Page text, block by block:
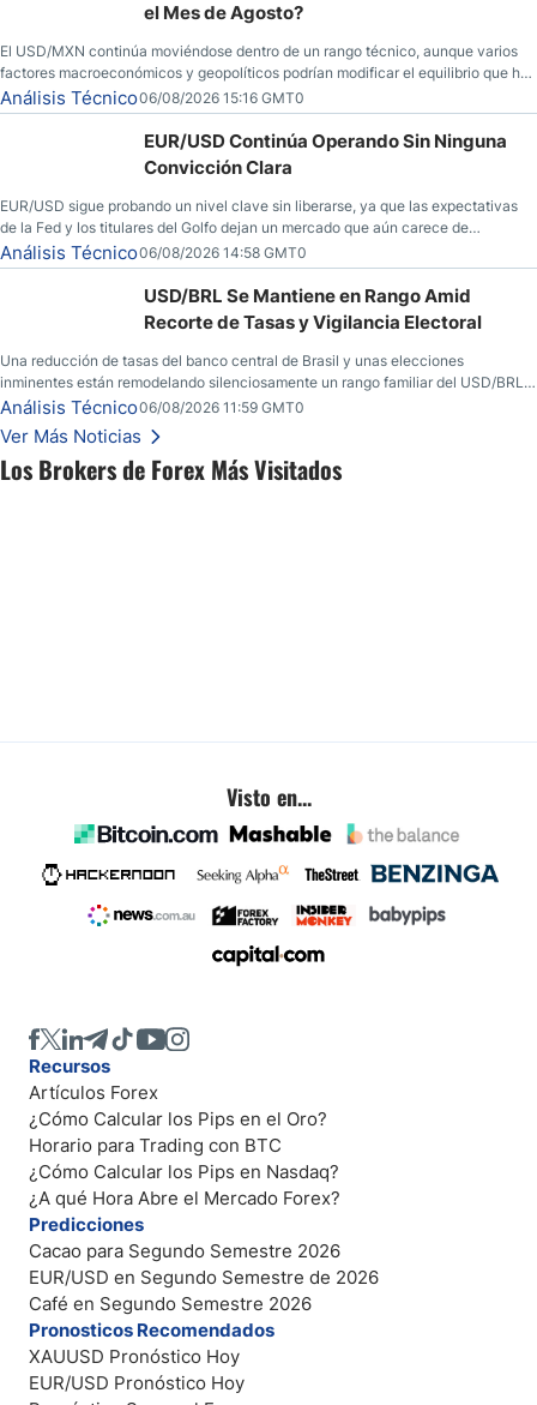
Los Brokers de Forex Más Visitados
el Mes de Agosto?
El USD/MXN continúa moviéndose dentro de un rango técnico, aunque varios
factores macroeconómicos y geopolíticos podrían modificar el equilibrio que ha
dominado al mercado en las últimas semanas.
Análisis Técnico06/08/2026 15:16 GMT0
EUR/USD Continúa Operando Sin Ninguna
Convicción Clara
EUR/USD sigue probando un nivel clave sin liberarse, ya que las expectativas
de la Fed y los titulares del Golfo dejan un mercado que aún carece de
convicción real.
Análisis Técnico06/08/2026 14:58 GMT0
USD/BRL Se Mantiene en Rango Amid
Recorte de Tasas y Vigilancia Electoral
Una reducción de tasas del banco central de Brasil y unas elecciones
inminentes están remodelando silenciosamente un rango familiar del USD/BRL.
Una reducción de tasas por parte del banco central de Brasil y unas elecciones
inminentes están remodelando silenciosamente un rango familiar del USD/BRL.
Esto es lo que los traders están observando a continuación.
Análisis Técnico06/08/2026 11:59 GMT0
Ver Más Noticias
Visto en...
Recursos
Artículos Forex
¿Cómo Calcular los Pips en el Oro?
Horario para Trading con BTC
¿Cómo Calcular los Pips en Nasdaq?
¿A qué Hora Abre el Mercado Forex?
Predicciones
Cacao para Segundo Semestre 2026
EUR/USD en Segundo Semestre de 2026
Café en Segundo Semestre 2026
Pronosticos Recomendados
XAUUSD Pronóstico Hoy
EUR/USD Pronóstico Hoy